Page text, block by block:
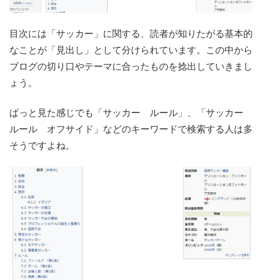
目次には「サッカー」に関する、読者が知りたがる基本的
なことが「見出し」として分けられています。この中から
ブログの切り口やテーマに合ったものを捻出していきまし
ょう。
ぱっと見た感じでも「サッカー ルール」、「サッカー
ルール オフサイド」などのキーワードで検索する人は多
そうですよね。